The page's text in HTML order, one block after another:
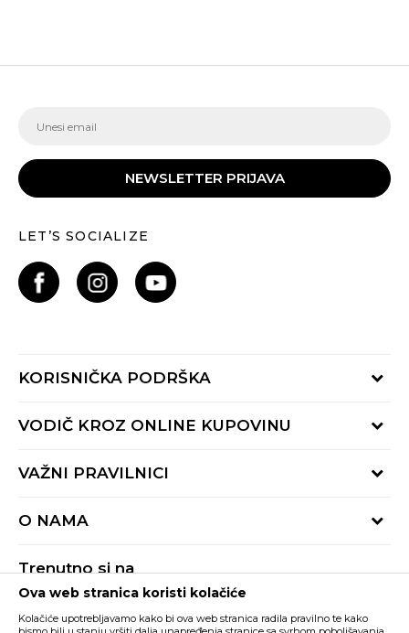
NEWSLETTER PRIJAVA
LET’S SOCIALIZE
KORISNIČKA PODRŠKA
Provjeri status porudžbine
Radno vrijeme 9-16h
VODIČ KROZ ONLINE KUPOVINU
Načini isporuke
Reklamacije
VAŽNI PRAVILNICI
Pravila Sport&Bonus programa
O NAMA
Trenutno si na
Buzz Crna Gora PROMIJENI
Ova web stranica koristi kolačiće
Kolačiće upotrebljavamo kako bi ova web stranica radila pravilno te kako